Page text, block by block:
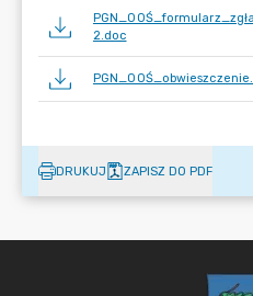
2.doc
DRUKUJ ZAPISZ DO PDF